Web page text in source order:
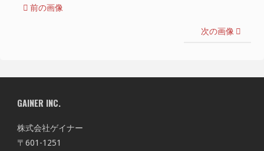
前の画像
次の画像
GAINER INC.
株式会社ゲイナー
〒601-1251